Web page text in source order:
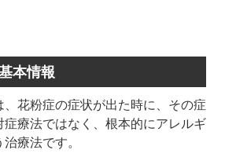
本情報
、花粉症の症状が出た時に、その症
療法ではなく、根本的にアレルギ
療法です。